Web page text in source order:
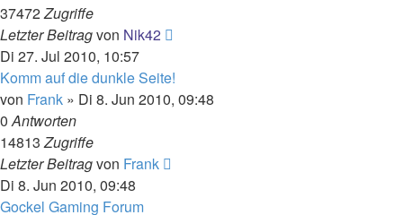
37472Zugriffe
Letzter Beitragvon Nik42
Di 27. Jul 2010, 10:57
Komm auf die dunkle Seite!
von Frank » Di 8. Jun 2010, 09:48
0Antworten
14813Zugriffe
Letzter Beitragvon Frank
Di 8. Jun 2010, 09:48
Gockel Gaming Forum